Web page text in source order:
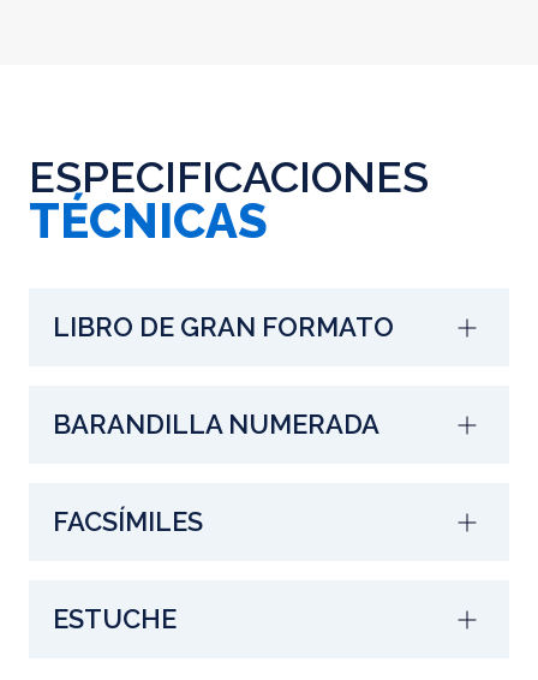
ESPECIFICACIONES
TÉCNICAS
LIBRO DE GRAN FORMATO
BARANDILLA NUMERADA
FACSÍMILES
ESTUCHE